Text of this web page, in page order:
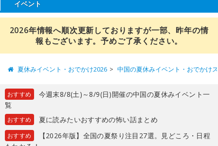
イベント
2026年情報へ順次更新しておりますが一部、昨年の情
報もございます。予めご了承ください。
夏休みイベント・おでかけ2026 中国の夏休みイベント・おでかけ
おすすめ
今週末8/8(土)～8/9(日)開催の中国の夏休みイベント一
覧
おすすめ 夏に読みたいおすすめの怖い話まとめ
おすすめ
【2026年版】全国の夏祭り注目27選。見どころ・日程